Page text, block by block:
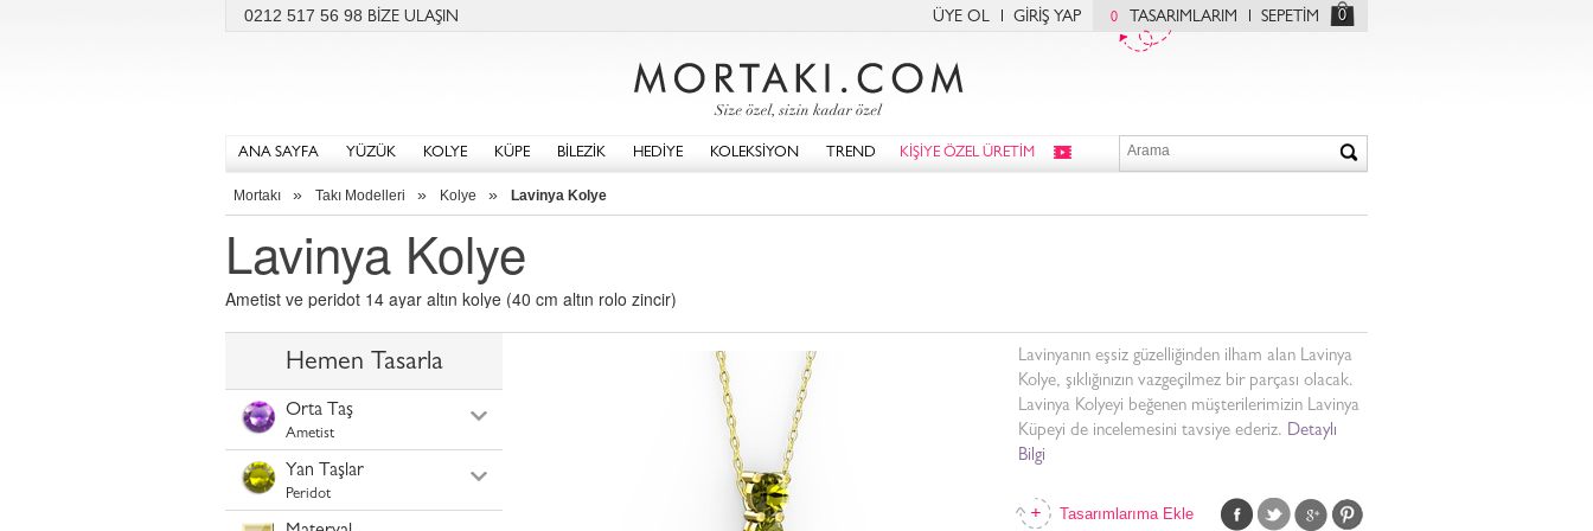
0212 517 56 98 BİZE ULAŞIN ÜYE OL GİRİŞ YAP 0 TASARIMLARIM SEPETİM 0
ANA SAYFA YÜZÜK KOLYE KÜPE BİLEZİK HEDİYE KOLEKSİYON TREND KİŞİYE ÖZEL ÜRETİM
Mortakı » Takı Modelleri » Kolye » Lavinya Kolye
Lavinya Kolye
Ametist ve peridot 14 ayar altın kolye (40 cm altın rolo zincir)
Hemen Tasarla
Orta Taş
Ametist
Yan Taşlar
Peridot
Lavinyanın eşsiz güzelliğinden ilham alan Lavinya
Kolye, şıklığınızın vazgeçilmez bir parçası olacak.
Lavinya Kolyeyi beğenen müşterilerimizin Lavinya
Küpeyi de incelemesini tavsiye ederiz. Detaylı
Bilgi
Tasarımlarıma Ekle